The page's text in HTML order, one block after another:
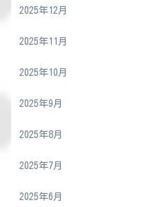
2025年12月
2025年11月
2025年10月
2025年9月
2025年8月
2025年7月
2025年6月